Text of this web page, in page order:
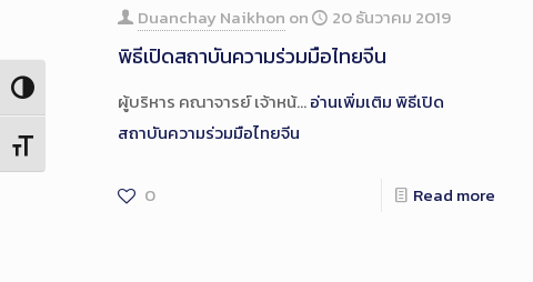
Toggle High Contrast
Toggle Font size
Duanchay Naikhon on 20 ธันวาคม 2019
พิธีเปิดสถาบันความร่วมมือไทยจีน
ผู้บริหาร คณาจารย์ เจ้าหน้…อ่านเพิ่มเติมพิธีเปิด
สถาบันความร่วมมือไทยจีน
0 Read more